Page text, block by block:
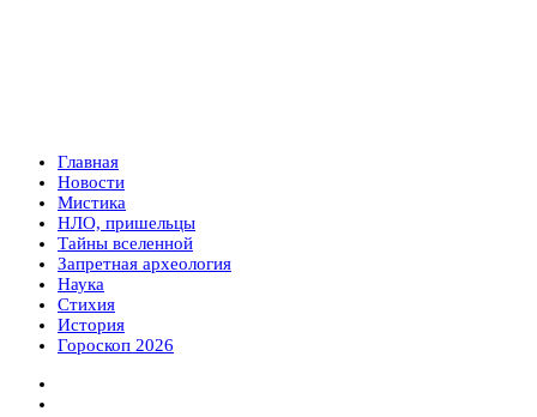
Главная
Новости
Мистика
НЛО, пришельцы
Тайны вселенной
Запретная археология
Наука
Стихия
История
Гороскоп 2026